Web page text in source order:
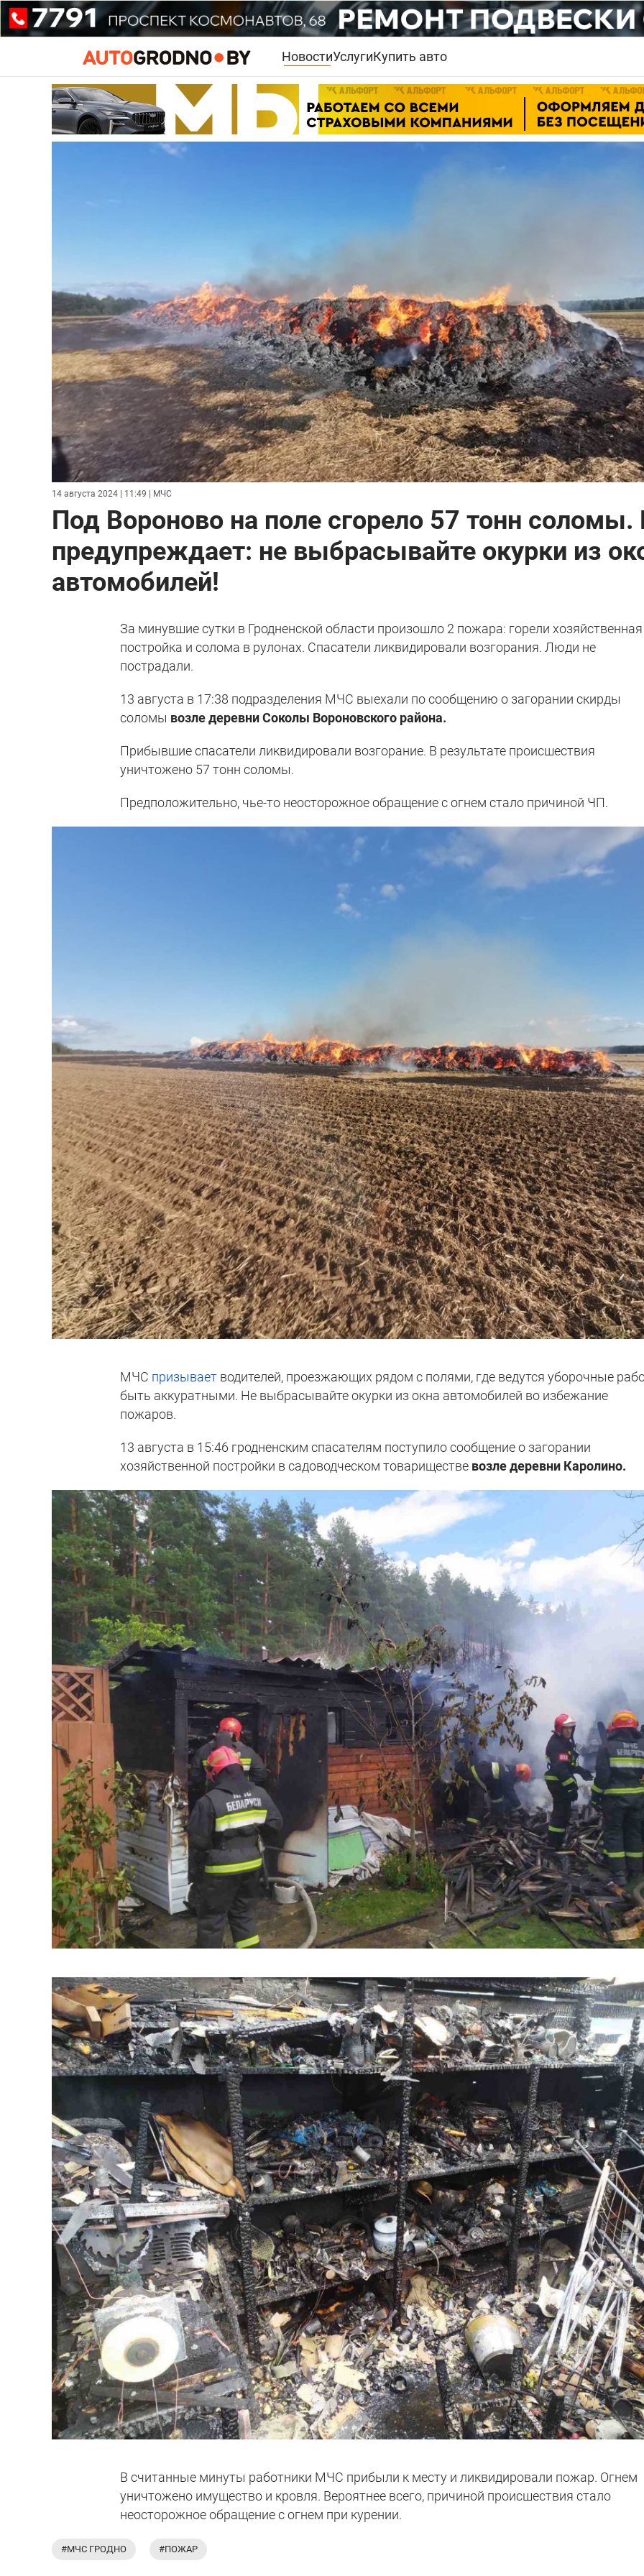
НовостиУслугиКупить авто
14 августа 2024 | 11:49 | МЧС
Под Вороново на поле сгорело 57 тонн
предупреждает: не выбрасывайте окурки из
автомобилей!
За минувшие сутки в Гродненской области произошло 2 пожара: горели хозяйственная
постройка и солома в рулонах. Спасатели ликвидировали возгорания. Люди не
пострадали.
13 августа в 17:38 подразделения МЧС выехали по сообщению о загорании скирды
соломы возле деревни Соколы Вороновского района.
Прибывшие спасатели ликвидировали возгорание. В результате происшествия
уничтожено 57 тонн соломы.
Предположительно, чье-то неосторожное обращение с огнем стало причиной ЧП.
МЧС призывает водителей, проезжающих рядом с полями, где ведутся уборочные
быть аккуратными. Не выбрасывайте окурки из окна автомобилей во избежание
пожаров.
13 августа в 15:46 гродненским спасателям поступило сообщение о загорании
хозяйственной постройки в садоводческом товариществе возле деревни Каролино.
В считанные минуты работники МЧС прибыли к месту и ликвидировали пожар. Огнем
уничтожено имущество и кровля. Вероятнее всего, причиной происшествия стало
неосторожное обращение с огнем при курении.
#МЧС ГРОДНО #ПОЖАР